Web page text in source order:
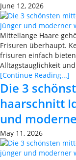
June 12, 2026
Mittellange Haare
Frisuren überhaupt.
frisuren einfach
Alltagstauglichkeit
[Continue Reading...]
Die 3
haarschnitt
und
May 11, 2026